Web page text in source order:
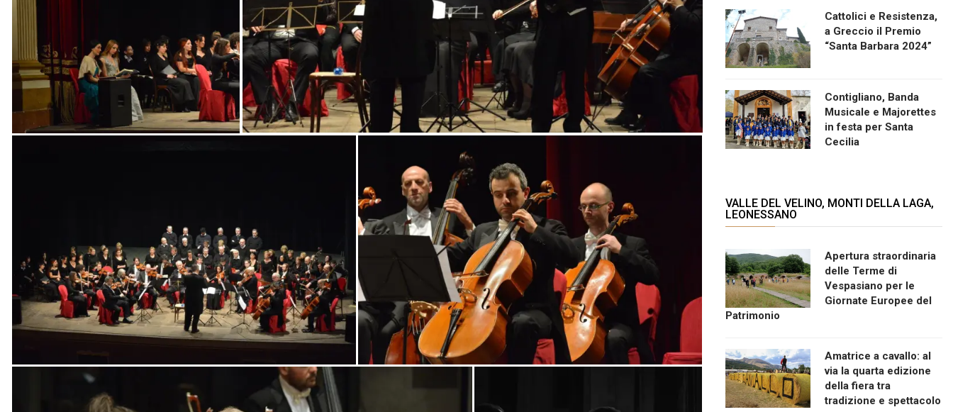
Cattolici e Resistenza,
a Greccio il Premio
“Santa Barbara 2024”
Contigliano, Banda
Musicale e Majorettes
in festa per Santa
Cecilia
VALLE DEL VELINO, MONTI DELLA LAGA,
LEONESSANO
Apertura straordinaria
delle Terme di
Vespasiano per le
Giornate Europee del
Patrimonio
Amatrice a cavallo: al
via la quarta edizione
della fiera tra
tradizione e spettacolo